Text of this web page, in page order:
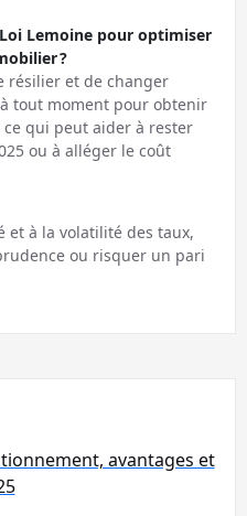
Lemoine pour optimiser
?
résilier et de changer
tout moment pour obtenir
qui peut aider à rester
ou à alléger le coût
et à la volatilité des taux,
ou risquer un pari
avantages et